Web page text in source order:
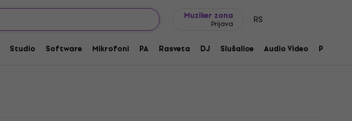
Muziker zona
Prijava RS
Studio Software Mikrofoni PA Rasveta DJ Slušalice Audio Video Pribor